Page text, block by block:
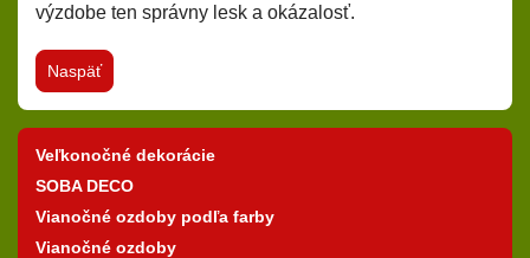
výzdobe ten správny lesk a okázalosť.
Naspäť
Veľkonočné dekorácie
SOBA DECO
Vianočné ozdoby podľa farby
Vianočné ozdoby